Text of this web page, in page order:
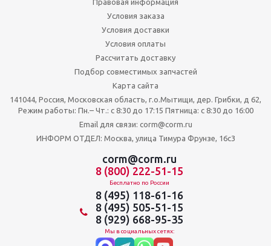
Правовая информация
Условия заказа
Условия доставки
Условия оплаты
Рассчитать доставку
Подбор совместимых запчастей
Карта сайта
141044, Россия, Московская область, г.о.Мытищи, дер. Грибки, д 62,
Режим работы: Пн.– Чт.: с 8:30 до 17:15 Пятница: c 8:30 до 16:00
Email для связи: corm@corm.ru
ИНФОРМ ОТДЕЛ: Москва, улица Тимура Фрунзе, 16с3
corm@corm.ru
8 (800) 222-51-15
Бесплатно по России
8 (495) 118-61-16
8 (495) 505-51-15
8 (929) 668-95-35
Мы в социальных сетях: